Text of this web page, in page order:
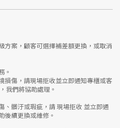
方案 ，顧客可選擇補差額更換，或取消
。
損傷，請現場拒收並立即通知專櫃或客
我們將協助處理。
、髒汙或瑕疵 ，請 現場拒收 並立即通
後續更換或維修。